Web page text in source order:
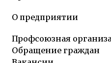
О предприятии
Профсоюзная
Обращение граждан